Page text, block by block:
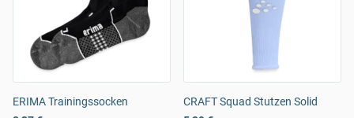
ERIMA Trainingssocken
CRAFT Squad Stutzen Solid